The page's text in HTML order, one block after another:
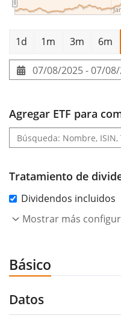
1d 1m 3m 6m
07/08/2025 - 07/
Agregar ETF para
Tratamiento de
Dividendos incluidos
Mostrar más
Básico
Datos